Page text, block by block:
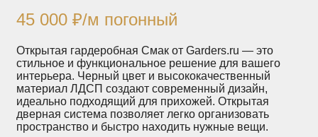
хранения
Прихожие Спальни
Стеллажи Тумбы
Шкафы по
назначению
Гардеробные
45 000₽/м погонный
Открытая гардеробная Смак от Garders.ru — это
стильное и функциональное решение для вашего
интерьера. Черный цвет и высококачественный
материал ЛДСП создают современный дизайн,
идеально подходящий для прихожей. Открытая
дверная система позволяет легко организовать
пространство и быстро находить нужные вещи.